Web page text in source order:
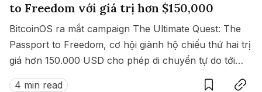
to Freedom với giá trị hơn $150,000
BitcoinOS ra mắt campaign The Ultimate Quest: The
Passport to Freedom, cơ hội giành hộ chiếu thứ hai trị
giá hơn 150.000 USD cho phép di chuyển tự do tới
hàng loạt quốc gia không cần visa.
4 min read
SaveCopy link